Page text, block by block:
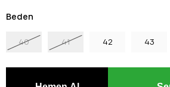
Beden
40 41 42 43